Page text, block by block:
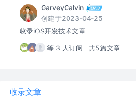
GarveyCalvin
创建于2023-04-25
收录iOS开发技术文章
等 3 人订阅 共5篇文章
收录文章